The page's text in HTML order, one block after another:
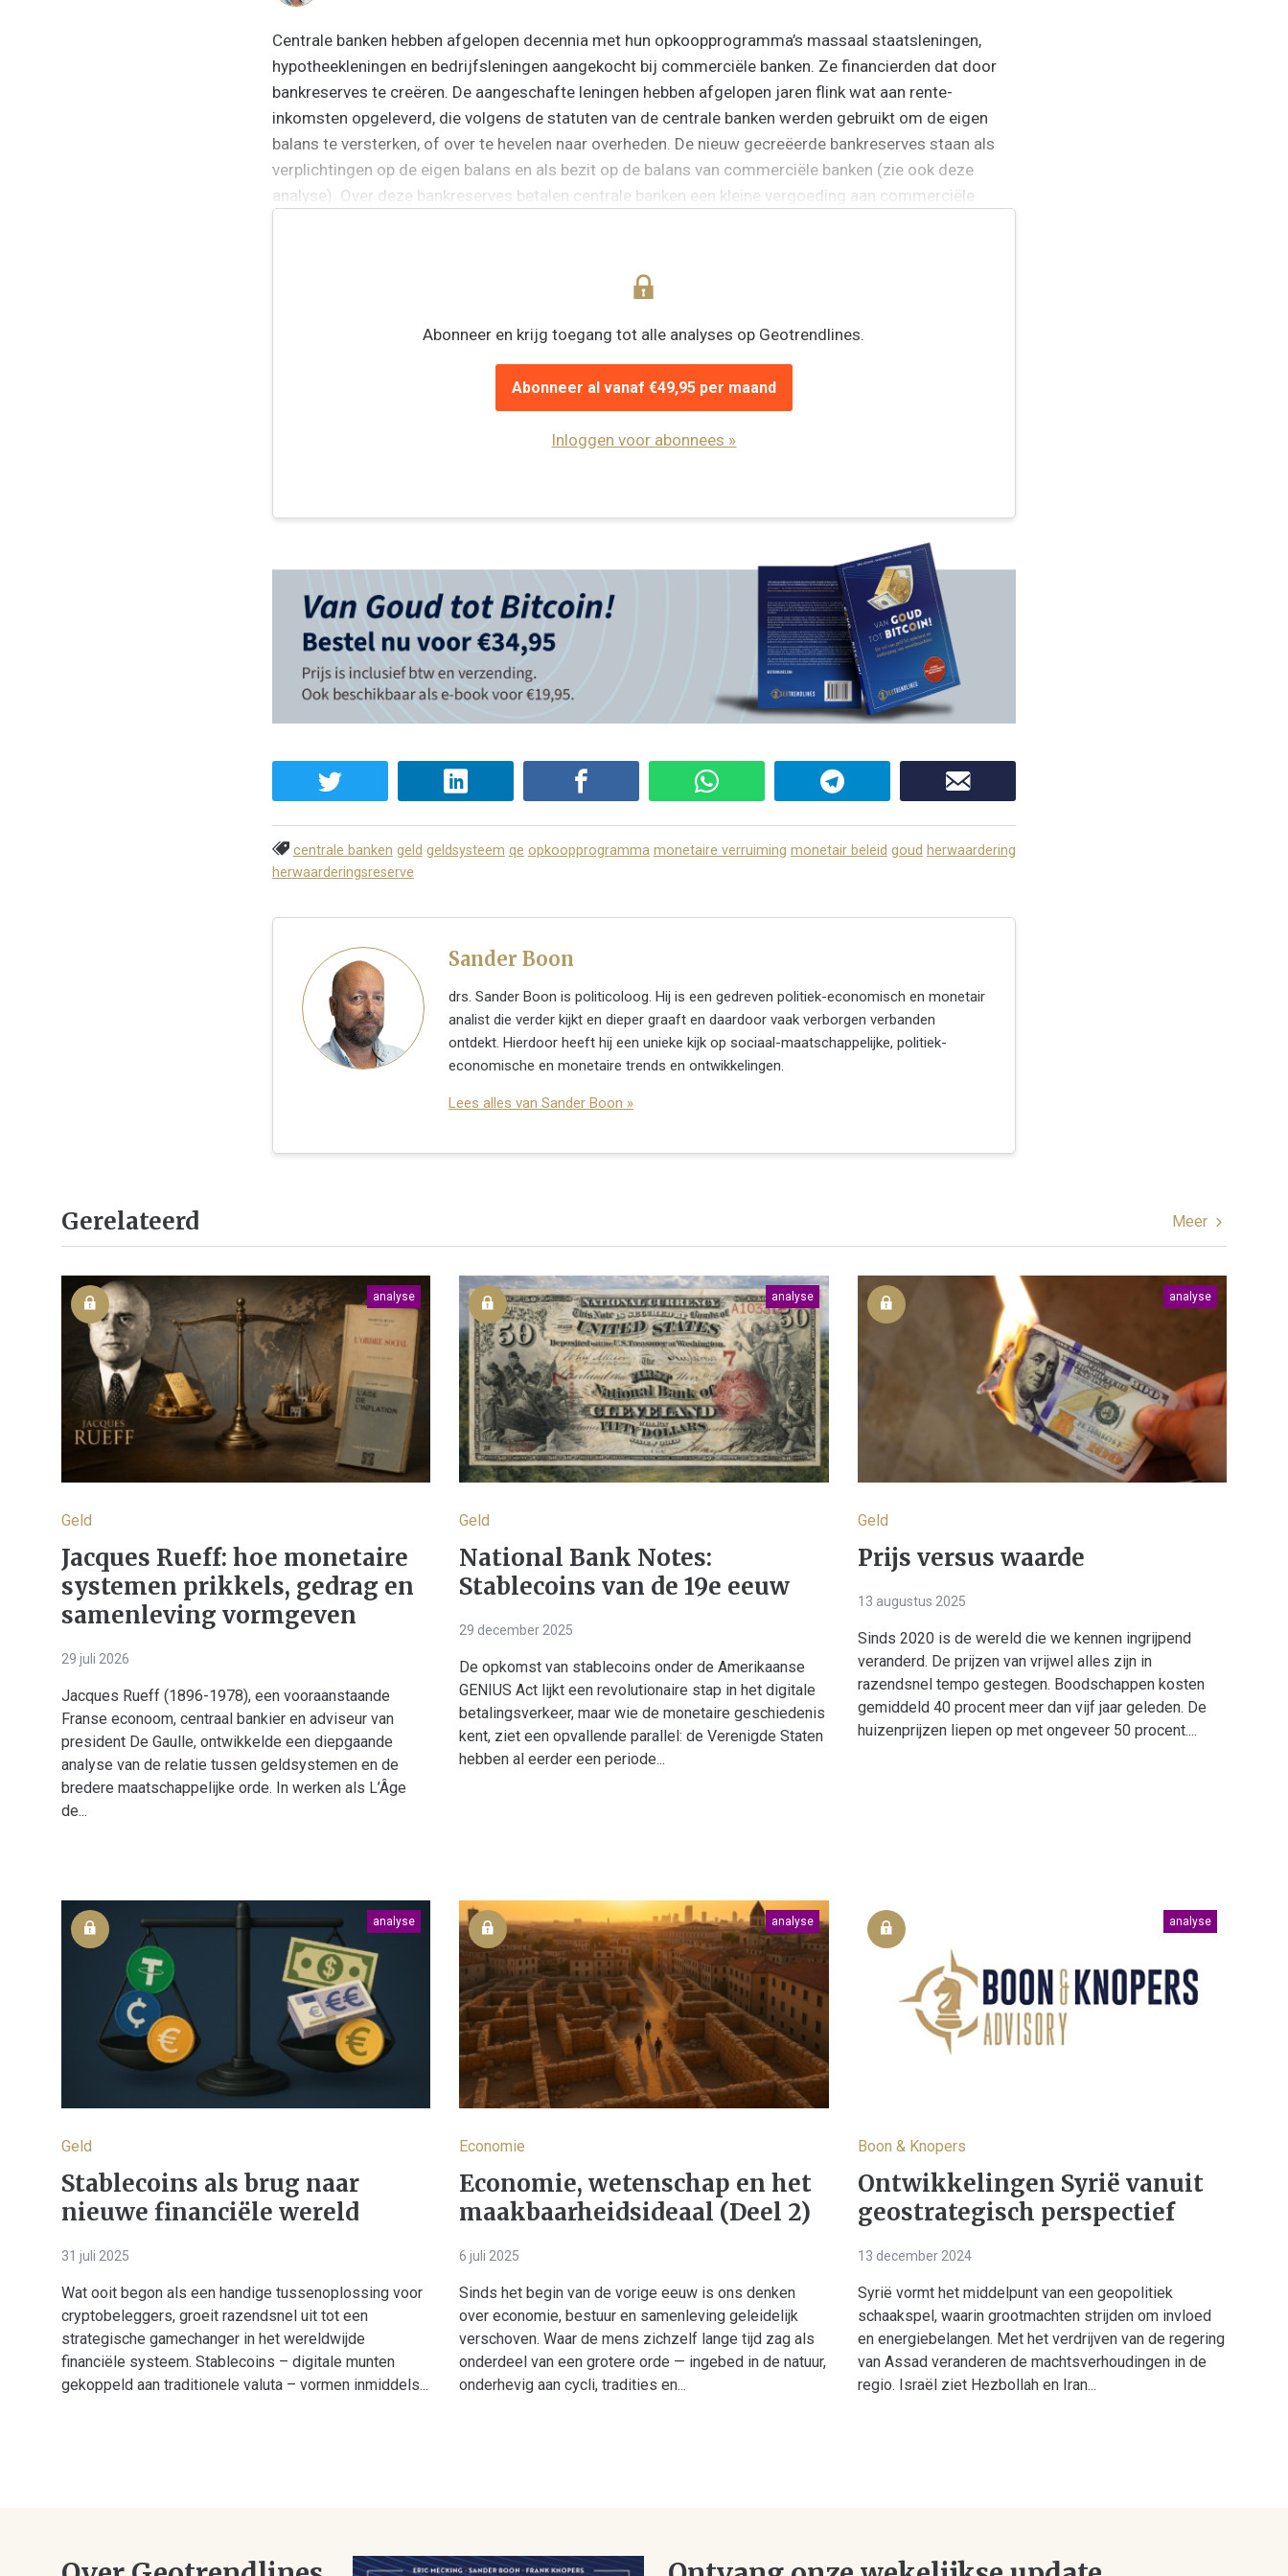
Centrale banken hebben afgelopen decennia met hun opkoopprogramma’s massaal staatsleningen,
hypotheekleningen en bedrijfsleningen aangekocht bij commerciële banken. Ze financierden dat door
bankreserves te creëren. De aangeschafte leningen hebben afgelopen jaren flink wat aan rente-
inkomsten opgeleverd, die volgens de statuten van de centrale banken werden gebruikt om de eigen
balans te versterken, of over te hevelen naar overheden. De nieuw gecreëerde bankreserves staan als
verplichtingen op de eigen balans en als bezit op de balans van commerciële banken (zie ook deze
analyse). Over deze bankreserves betalen centrale banken een kleine vergoeding aan commerciële
Abonneer en krijg toegang tot alle analyses op Geotrendlines.
Abonneer al vanaf €49,95 per maand
Inloggen voor abonnees »
centrale banken geld geldsysteem qe opkoopprogramma monetaire verruiming monetair beleid goud herwaardering
herwaarderingsreserve
Sander Boon
drs. Sander Boon is politicoloog. Hij is een gedreven politiek-economisch en monetair
analist die verder kijkt en dieper graaft en daardoor vaak verborgen verbanden
ontdekt. Hierdoor heeft hij een unieke kijk op sociaal-maatschappelijke, politiek-
economische en monetaire trends en ontwikkelingen.
Lees alles van Sander Boon »
Gerelateerd Meer
analyse
Geld
Jacques Rueff: hoe monetaire
systemen prikkels, gedrag en
samenleving vormgeven
29 juli 2026
Jacques Rueff (1896-1978), een vooraanstaande
Franse econoom, centraal bankier en adviseur van
president De Gaulle, ontwikkelde een diepgaande
analyse van de relatie tussen geldsystemen en de
bredere maatschappelijke orde. In werken als L’Âge
de...
analyse
Geld
National Bank Notes:
Stablecoins van de 19e eeuw
29 december 2025
De opkomst van stablecoins onder de Amerikaanse
GENIUS Act lijkt een revolutionaire stap in het digitale
betalingsverkeer, maar wie de monetaire geschiedenis
kent, ziet een opvallende parallel: de Verenigde Staten
hebben al eerder een periode...
analyse
Geld
Prijs versus waarde
13 augustus 2025
Sinds 2020 is de wereld die we kennen ingrijpend
veranderd. De prijzen van vrijwel alles zijn in
razendsnel tempo gestegen. Boodschappen kosten
gemiddeld 40 procent meer dan vijf jaar geleden. De
huizenprijzen liepen op met ongeveer 50 procent....
analyse
Geld
Stablecoins als brug naar
nieuwe financiële wereld
31 juli 2025
Wat ooit begon als een handige tussenoplossing voor
cryptobeleggers, groeit razendsnel uit tot een
strategische gamechanger in het wereldwijde
financiële systeem. Stablecoins – digitale munten
gekoppeld aan traditionele valuta – vormen inmiddels...
analyse
Economie
Economie, wetenschap en het
maakbaarheidsideaal (Deel 2)
6 juli 2025
Sinds het begin van de vorige eeuw is ons denken
over economie, bestuur en samenleving geleidelijk
verschoven. Waar de mens zichzelf lange tijd zag als
onderdeel van een grotere orde — ingebed in de natuur,
onderhevig aan cycli, tradities en...
analyse
Boon & Knopers
Ontwikkelingen Syrië vanuit
geostrategisch perspectief
13 december 2024
Syrië vormt het middelpunt van een geopolitiek
schaakspel, waarin grootmachten strijden om invloed
en energiebelangen. Met het verdrijven van de regering
van Assad veranderen de machtsverhoudingen in de
regio. Israël ziet Hezbollah en Iran...